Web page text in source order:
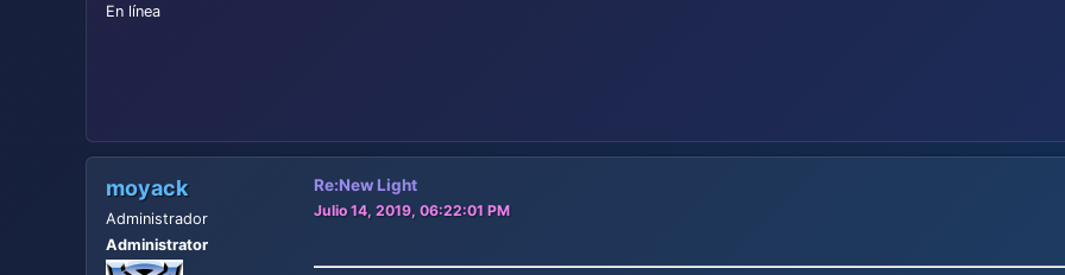
En línea
moyack
Administrador
Administrator
Re:New Light
Julio 14, 2019, 06:22:01 PM